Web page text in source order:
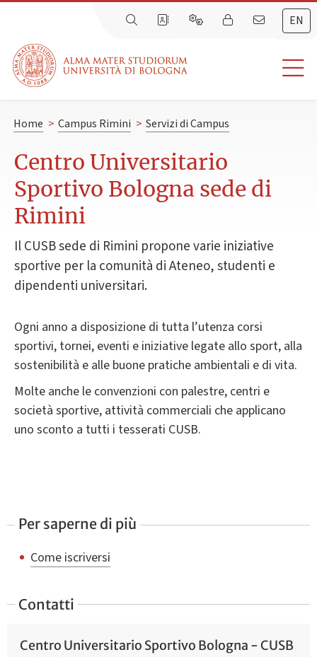
EN
Home > Campus Rimini > Servizi di Campus
Centro Universitario
Sportivo Bologna sede di
Rimini
Il CUSB sede di Rimini propone varie iniziative
sportive per la comunità di Ateneo, studenti e
dipendenti universitari.
Ogni anno a disposizione di tutta l’utenza corsi
sportivi, tornei, eventi e iniziative legate allo sport, alla
sostenibilità e alle buone pratiche ambientali e di vita.
Molte anche le convenzioni con palestre, centri e
società sportive, attività commerciali che applicano
uno sconto a tutti i tesserati CUSB.
Per saperne di più
Come iscriversi
Contatti
Centro Universitario Sportivo Bologna - CUSB